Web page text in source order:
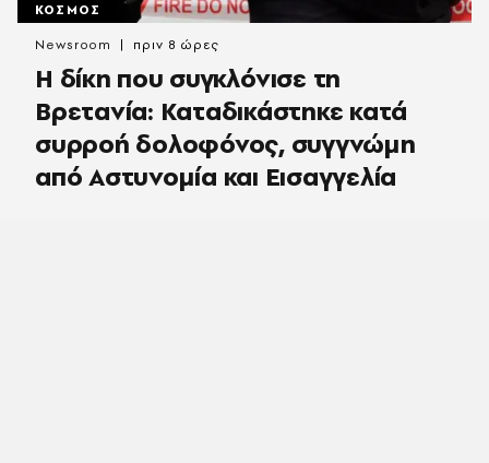
ΚΟΣΜΟΣ
H δίκη που συγκλόνισε τη
Βρετανία: Καταδικάστηκε κατά
συρροή δολοφόνος, συγγνώμη
από Αστυνομία και Εισαγγελία
Newsroom πριν 8 ώρες